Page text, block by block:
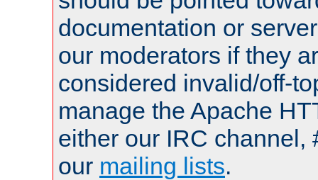
documentation or
our moderators if they
considered invalid/off-
manage the Apache
either our IRC channel,
our mailing lists.